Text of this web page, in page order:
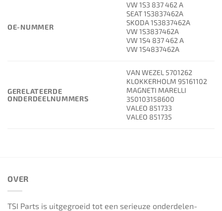
OE-NUMMER
VW 1S3 837 462 A
SEAT 1S3837462A
SKODA 1S3837462A
VW 1S3837462A
VW 1S4 837 462 A
VW 1S4837462A
GERELATEERDE
ONDERDEELNUMMERS
VAN WEZEL 5701262
KLOKKERHOLM 95161102
MAGNETI MARELLI
350103158600
VALEO 851733
VALEO 851735
OVER
TSI Parts is uitgegroeid tot een serieuze onderdelen-